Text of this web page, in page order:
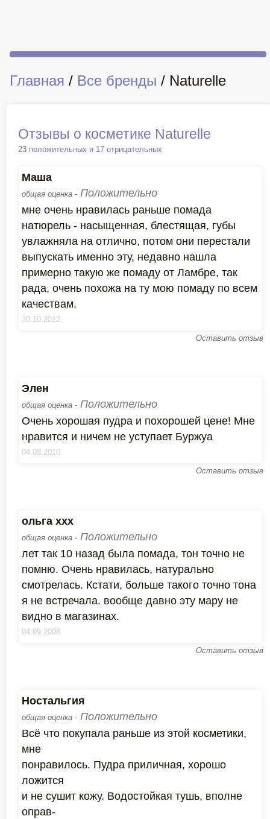
Главная / Все бренды / Naturelle
Отзывы о косметике Naturelle
23 положительных и 17 отрицательных
Маша
общая оценка - Положительно
мне очень нравилась раньше помада
натюрель - насыщенная, блестящая, губы
увлажняла на отлично, потом они перестали
выпускать именно эту, недавно нашла
примерно такую же помаду от Ламбре, так
рада, очень похожа на ту мою помаду по всем
качествам.
30.10.2012
Оставить отзыв
Элен
общая оценка - Положительно
Очень хорошая пудра и похорошей цене! Мне
нравится и ничем не уступает Буржуа
04.08.2010
Оставить отзыв
ольга ххх
общая оценка - Положительно
лет так 10 назад была помада, тон точно не
помню. Очень нравилась, натурально
смотрелась. Кстати, больше такого точно тона
я не встречала. вообще давно эту мару не
видно в магазинах.
04.09.2008
Оставить отзыв
Ностальгия
общая оценка - Положительно
Всё что покупала раньше из этой косметики,
мне
понравилось. Пудра приличная, хорошо
ложится
и не сушит кожу. Водостойкая тушь, вполне
оправ-